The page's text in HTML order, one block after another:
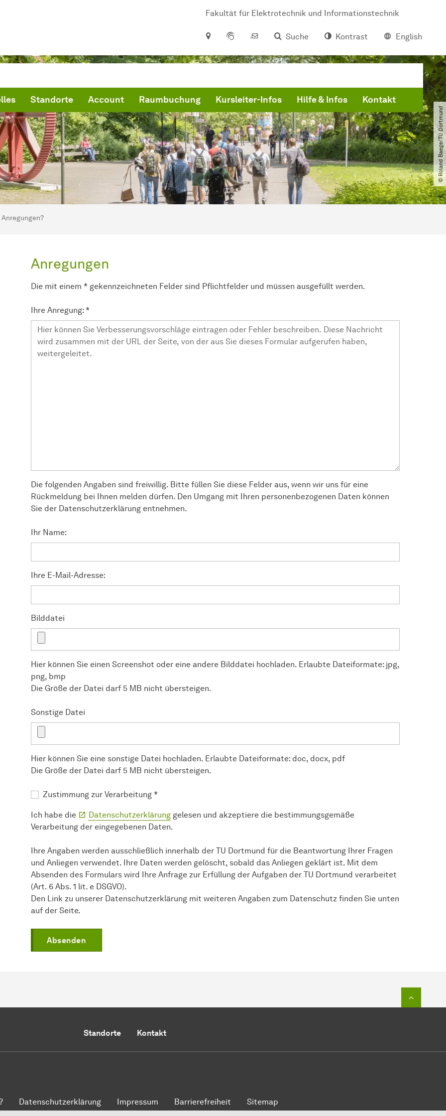
Fakultät für Elektrotechnik und Informationstechnik
Suche
Kontrast English
Standorte Account Raumbuchung Kursleiter-Infos Hilfe & Infos Kontakt
© Roland Baege​/​TU Dortmund
hier:
Rechnerpools
Anregungen?
Anregungen
Die mit einem * gekennzeichneten Felder sind Pflichtfelder und müssen ausgefüllt werden.
Ihre Anregung: *
Die folgenden Angaben sind freiwillig. Bitte füllen Sie diese Felder aus, wenn wir uns für eine
Rückmeldung bei Ihnen melden dürfen. Den Umgang mit Ihren personenbezogenen Daten können
Sie der Datenschutzerklärung entnehmen.
Ihr Name:
Ihre E-Mail-Adresse:
Bilddatei
Hier können Sie einen Screenshot oder eine andere Bilddatei hochladen. Erlaubte Dateiformate: jpg,
png, bmp
Die Größe der Datei darf 5 MB nicht übersteigen.
Sonstige Datei
Hier können Sie eine sonstige Datei hochladen. Erlaubte Dateiformate: doc, docx, pdf
Die Größe der Datei darf 5 MB nicht übersteigen.
Zustimmung zur Verarbeitung *
Ich habe die Datenschutzerklärung gelesen und akzeptiere die bestimmungsgemäße
Verarbeitung der eingegebenen Daten.
Ihre Angaben werden ausschließlich innerhalb der TU Dortmund für die Beantwortung Ihrer Fragen
und Anliegen verwendet. Ihre Daten werden gelöscht, sobald das Anliegen geklärt ist. Mit dem
Absenden des Formulars wird Ihre Anfrage zur Erfüllung der Aufgaben der TU Dortmund verarbeitet
(Art. 6 Abs. 1 lit. e DSGVO).
Den Link zu unserer Datenschutzerklärung mit weiteren Angaben zum Datenschutz finden Sie unten
auf der Seite.
Absenden
Standorte Kontakt
Datenschutzerklärung Impressum Barrierefreiheit
Sitemap